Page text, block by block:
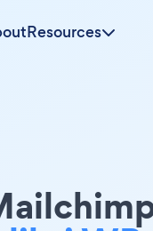
Resources